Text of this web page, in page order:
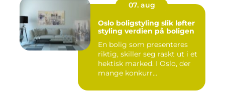
07. aug
Oslo boligstyling slik løfter
styling verdien på boligen
En bolig som presenteres
riktig, skiller seg raskt ut i et
hektisk marked. I Oslo, der
mange konkurr...